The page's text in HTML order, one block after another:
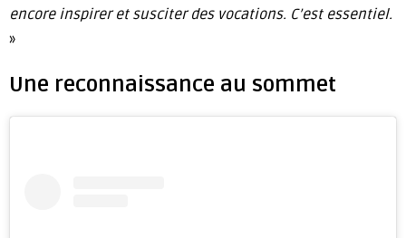
encore inspirer et susciter des vocations. C’est essentiel.
»
Une reconnaissance au sommet